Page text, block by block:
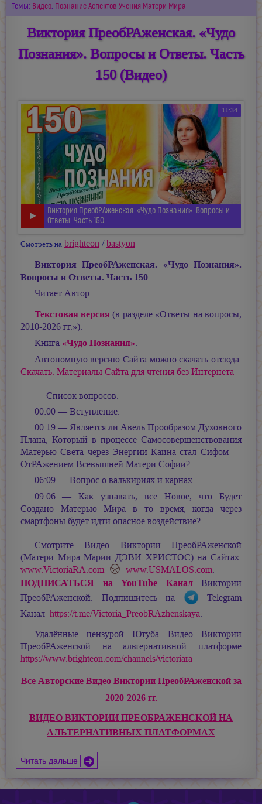
Темы: Видео, Познание Аспектов Учения Матери Мира
Виктория ПреобРАженская. «Чудо
Познания». Вопросы и Ответы. Часть
150 (Видео)
11:34
Виктория ПреобРАженская. «Чудо Познания». Вопросы и
Ответы. Часть 150
Смотреть на brighteon /bastyon
Виктория ПреобРАженская. «Чудо Познания».
Вопросы и Ответы. Часть 150.
Читает Автор.
Текстовая версия(в разделе «Ответы на вопросы,
2010-2026 гг.»).
Книга «Чудо Познания».
Автономную версию Сайта можно скачать отсюда:
Скачать. Материалы Сайта для чтения без Интернета
Список вопросов.
00:00 — Вступление.
00:19 — Является ли Авель Прообразом Духовного
Плана, Который в процессе Самосовершенствования
Матерью Света через Энергии Каина стал Сифом —
ОтРАжением Всевышней Матери Софии?
06:09 — Вопрос о валькириях и карнах.
09:06 — Как узнавать, всё Новое, что Будет
Создано Матерью Мира в то время, когда через
смартфоны будет идти опасное воздействие?
Смотрите Видео Виктории ПреобРАженской
(Матери МираМарии ДЭВИ ХРИСТОС) на Сайтах:
www.VictoriaRA.com
www.USMALOS.com.
ПОДПИСАТЬСЯ на YouTube КаналВиктории
ПреобРАженской. Подпишитесь на
Telegram
Канал https://t.me/Victoria_PreobRAzhenskaya.
Удалённые цензурой Ютуба Видео Виктории
ПреобРАженской на альтернативной платформе
https://www.brighteon.com/channels/victoriara
Все Авторские Видео Виктории ПреобРАженской за
2020-2026 гг.
ВИДЕО ВИКТОРИИ ПРЕОБРАЖЕНСКОЙ НА
АЛЬТЕРНАТИВНЫХ ПЛАТФОРМАХ
Читать дальше